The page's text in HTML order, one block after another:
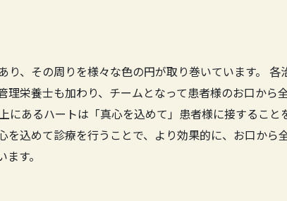
、その周りを様々な色の円が取り巻いています。 各
理栄養士も加わり、チームとなって患者様のお口から
にあるハートは「真心を込めて」患者様に接すること
を込めて診療を行うことで、より効果的に、お口から
す。